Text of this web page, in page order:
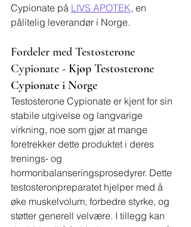
Cypionate på LIVS APOTEK, en
pålitelig leverandør i Norge.
Fordeler med Testosterone
Cypionate - Kjøp Testosterone
Cypionate i Norge
Testosterone Cypionate er kjent for sin
stabile utgivelse og langvarige
virkning, noe som gjør at mange
foretrekker dette produktet i deres
trenings- og
hormonbalanseringsprosedyrer. Dette
testosteronpreparatet hjelper med å
øke muskelvolum, forbedre styrke, og
støtter generell velvære. I tillegg kan